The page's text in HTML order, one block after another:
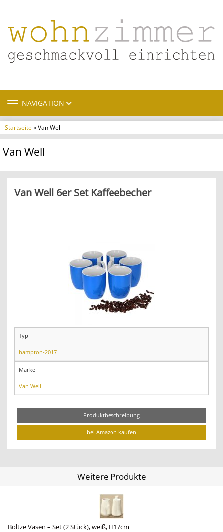
TOGGLE NAVIGATION
NAVIGATION
Startseite» Van Well
Van Well
Van Well 6er Set Kaffeebecher
Typ
hampton-2017
Marke
Van Well
Produktbeschreibung
bei Amazon kaufen
Weitere Produkte
Boltze Vasen – Set (2 Stück), weiß, H17cm